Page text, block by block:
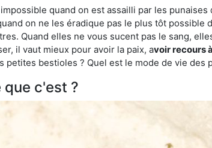
quand on est assailli par les
on ne les éradique pas le plus tôt
Quand elles ne vous sucent pas le sang,
il vaut mieux pour avoir la paix, avoir recours
petites bestioles ? Quel est le mode de vie
que c'est ?